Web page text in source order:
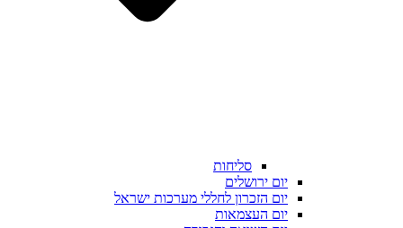
סליחות
יום ירושלים
יום הזכרון לחללי מערכות ישראל
יום העצמאות